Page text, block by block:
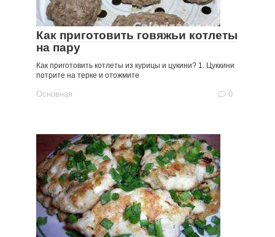
Как приготовить говяжьи котлеты
на пару
Как приготовить котлеты из курицы и цукини? 1. Цуккини
потрите на терке и отожмите
Основная 0